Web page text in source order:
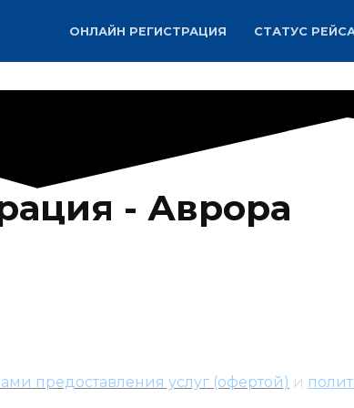
ОНЛАЙН РЕГИСТРАЦИЯ СТАТУС
- Аврора
предоставления услуг (офертой) и